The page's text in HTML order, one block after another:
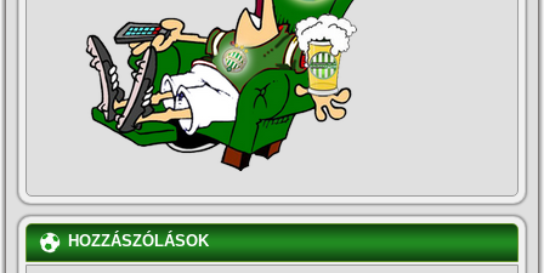
HOZZÁSZÓLÁSOK